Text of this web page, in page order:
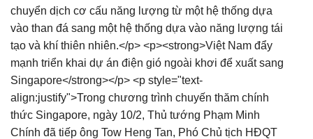
chuyển dịch cơ cấu năng lượng từ một hệ thống dựa
vào than đá sang một hệ thống dựa vào năng lượng tái
tạo và khí thiên nhiên.</p> <p><strong>Việt Nam đẩy
mạnh triển khai dự án điện gió ngoài khơi để xuất sang
Singapore</strong></p> <p style="text-
align:justify">Trong chương trình chuyến thăm chính
thức Singapore, ngày 10/2, Thủ tướng Phạm Minh
Chính đã tiếp ông Tow Heng Tan, Phó Chủ tịch HĐQT